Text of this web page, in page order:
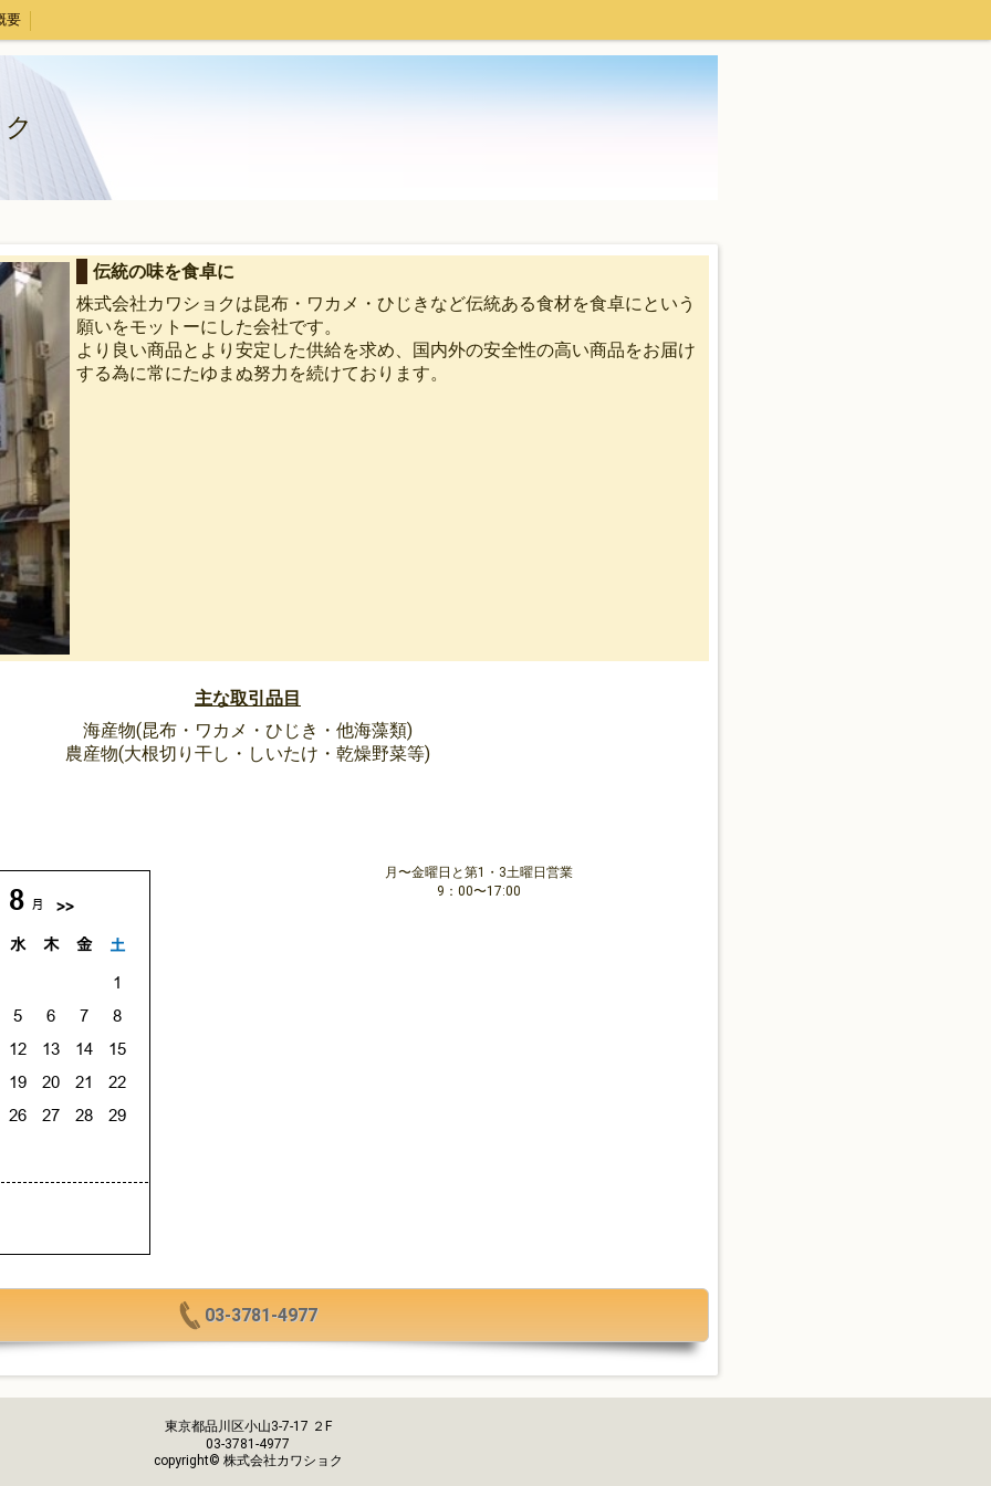
要
伝統の味を食卓に
株式会社カワショクは昆布・ワカメ・ひじきなど伝統ある食材を食卓にという
願いをモットーにした会社です。
より良い商品とより安定した供給を求め、国内外の安全性の高い商品をお届け
する為に常にたゆまぬ努力を続けております。
主な取引品目
海産物(昆布・ワカメ・ひじき・他海藻類)
農産物(大根切り干し・しいたけ・乾燥野菜等)
月〜金曜日と第1・3土曜日営業
9：00〜17:00
03-3781-4977
東京都品川区小山3-7-17 ２F
03-3781-4977
copyright© 株式会社カワショク